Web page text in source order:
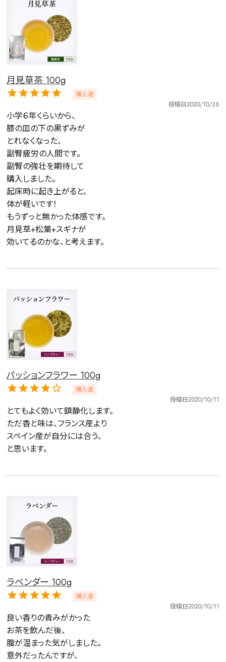
月見草茶 100g
購入者
投稿日2020/10/26
小学６年くらいから、
膝の皿の下の黒ずみが
とれなくなった、
副腎疲労の人間です。
副腎の強壮を期待して
購入しました。
起床時に起き上がると、
体が軽いです！
もうずっと無かった体感です。
月見草+松葉+スギナが
パッションフラワー 100g
購入者
投稿日2020/10/11
とてもよく効いて鎮静化します。
ただ香と味は、フランス産より
スペイン産が自分には合う、
と思います。
ラベンダー 100g
購入者
投稿日2020/10/11
良い香りの青みがかった
お茶を飲んだ後、
腹が温まった気がしました。
意外だったんですが、